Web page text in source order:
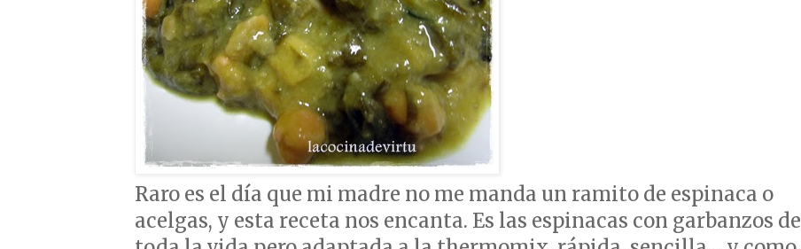
Raro es el día que mi madre no me manda un ramito de espinaca o
acelgas, y esta receta nos encanta. Es las espinacas con garbanzos de